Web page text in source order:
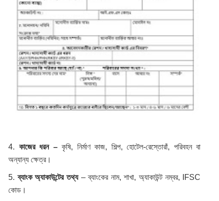
4. কাজের ধরন –কৃষি, নির্মাণ কাজ, শিল্প, হোটেল-রেস্তোরাঁ, পরিবহন বা
অন্যান্য ক্ষেত্র।
5.ব্যাংক অ্যাকাউন্টের তথ্য– ব্যাংকের নাম, শাখা, অ্যাকাউন্ট নম্বর, IFSC
কোড।